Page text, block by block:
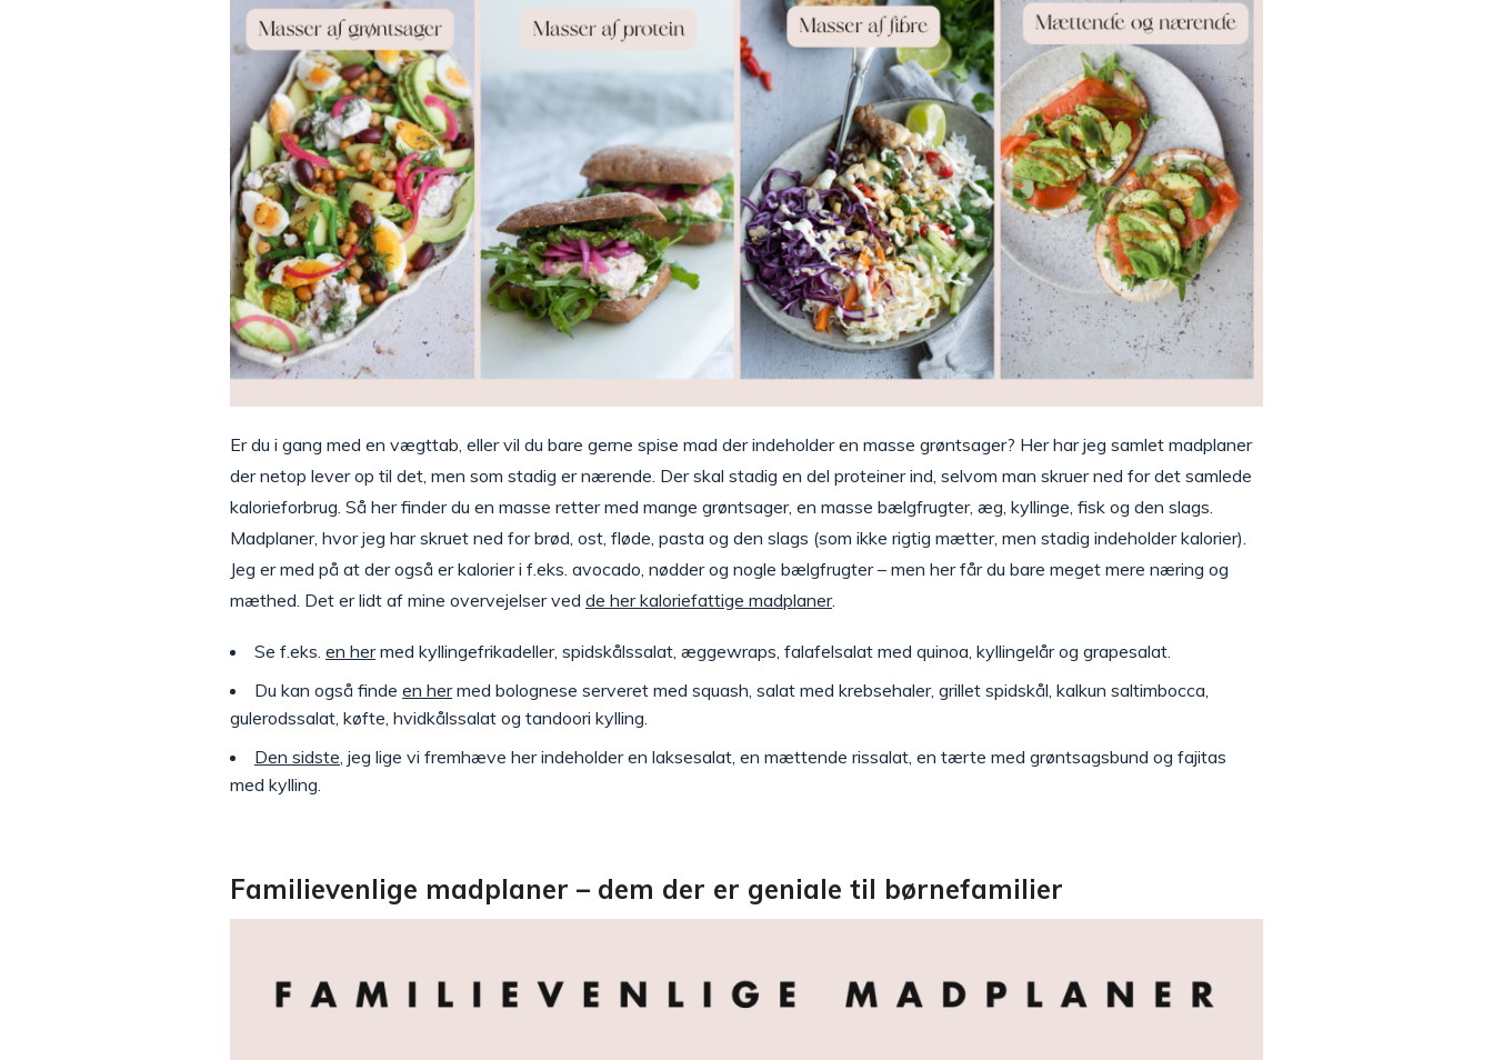
Er du i gang med en vægttab, eller vil du bare gerne spise mad der indeholder en masse grøntsager? Her har jeg samlet madplaner
der netop lever op til det, men som stadig er nærende. Der skal stadig en del proteiner ind, selvom man skruer ned for det samlede
kalorieforbrug. Så her finder du en masse retter med mange grøntsager, en masse bælgfrugter, æg, kyllinge, fisk og den slags.
Madplaner, hvor jeg har skruet ned for brød, ost, fløde, pasta og den slags (som ikke rigtig mætter, men stadig indeholder kalorier).
Jeg er med på at der også er kalorier i f.eks. avocado, nødder og nogle bælgfrugter – men her får du bare meget mere næring og
mæthed. Det er lidt af mine overvejelser ved de her kaloriefattige madplaner.
Se f.eks. en hermed kyllingefrikadeller, spidskålssalat, æggewraps, falafelsalat med quinoa, kyllingelår og grapesalat.
Du kan også finde en hermed bolognese serveret med squash, salat med krebsehaler, grillet spidskål, kalkun saltimbocca,
gulerodssalat, køfte, hvidkålssalat og tandoori kylling.
Den sidste , jeg lige vi fremhæve her indeholder en laksesalat, en mættende rissalat, en tærte med grøntsagsbund og fajitas
med kylling.
Familievenlige madplaner – dem der er geniale til børnefamilier